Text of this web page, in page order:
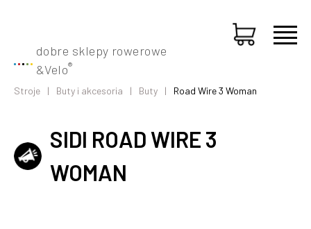
dobre sklepy rowerowe
&Velo®
Stroje Buty i akcesoria Buty Road Wire 3 Woman
SIDI ROAD WIRE 3
WOMAN